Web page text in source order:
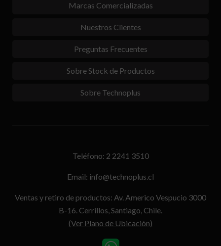
Marcas Comercializadas
Nuestros Clientes
Preguntas Frecuentes
Sobre Stock de Productos
Sobre Technoplus
Teléfono: 2 2241 3510
Email: info@technoplus.cl
Ventas y retiro de productos: Av. Americo Vespucio 3000
B-16. Cerrillos, Santiago, Chile.
(Ver Plano de Ubicación)